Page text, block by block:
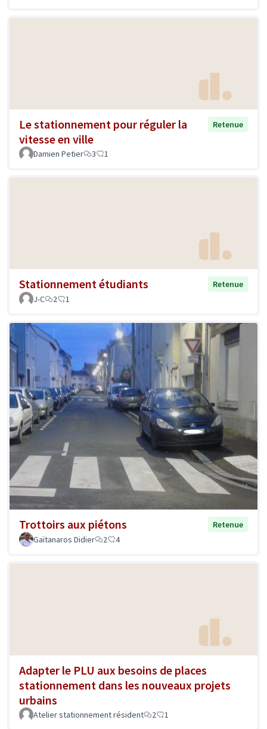
Le stationnement pour réguler la
vitesse en ville
Retenue
Damien Petier 3 1
Stationnement étudiants
Retenue
J-C
2 1
Trottoirs aux piétons
Retenue
Gaïtanaros Didier
2 4
Adapter le PLU aux besoins de places
stationnement dans les nouveaux projets
urbains
Atelier stationnement résident 2 1